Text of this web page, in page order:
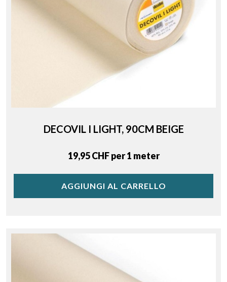
DECOVIL I LIGHT, 90CM BEIGE
Price
19,95 CHF per 1 meter
AGGIUNGI AL CARRELLO